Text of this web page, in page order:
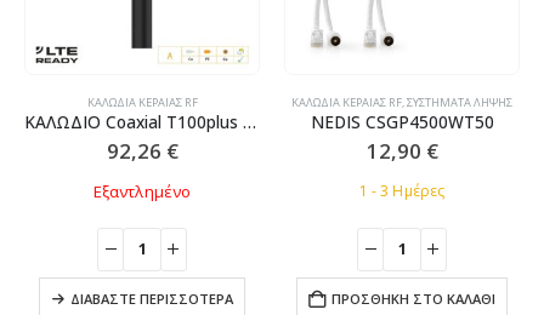
ΚΑΛΏΔΙΑ ΚΕΡΑΊΑΣ RF
ΚΑΛΩΔΙΟ Coaxial T100plus Black
92,26 €
Εξαντλημένο
ΔΙΑΒΆΣΤΕ ΠΕΡΙΣΣΌΤΕΡΑ
ΚΑΛΏΔΙΑ ΚΕΡΑΊΑΣ RF,ΣΥΣΤΉΜΑΤΑ ΛΉΨΗΣ
NEDIS CSGP4500WT50
12,90 €
1 - 3 Ημέρες
ΠΡΟΣΘΉΚΗ ΣΤΟ ΚΑΛΆΘΙ